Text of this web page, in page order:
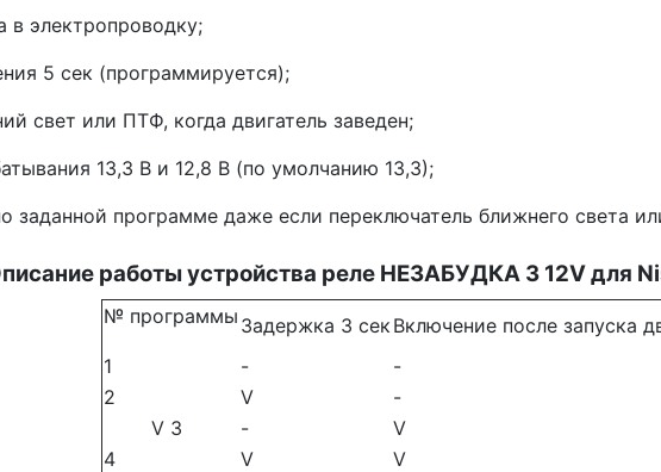
в электропроводку;
5 сек (программируется);
свет или ПТФ, когда двигатель заведен;
13,3 В и 12,8 В (по умолчанию 13,3);
заданной программе даже если переключатель ближнего
работы устройства реле НЕЗАБУДКА 3 12V для
№ программы Задержка 3 сек Включение после запуска
1
- -
2
V -
V 3
- V
4
V V